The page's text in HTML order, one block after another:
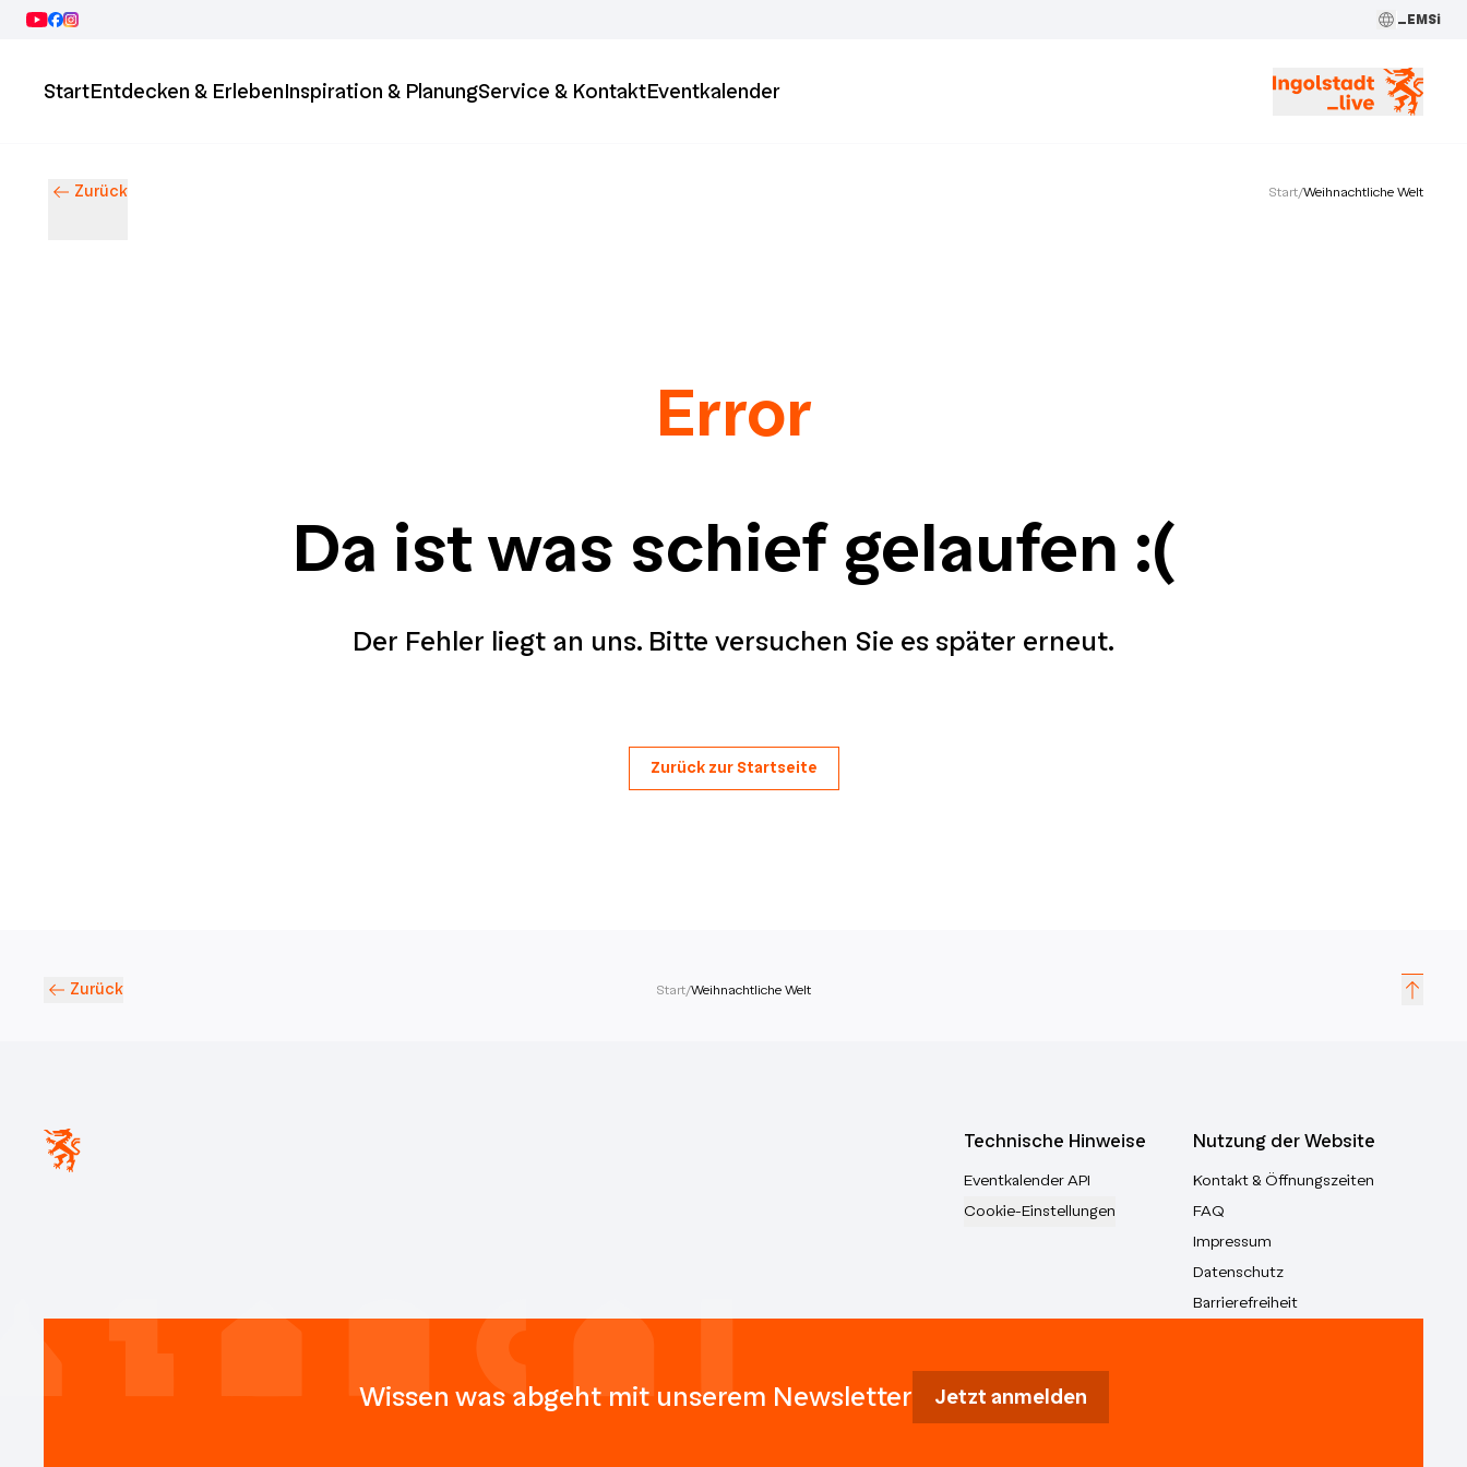
_EMSi
StartEntdecken & ErlebenInspiration & PlanungService & KontaktEventkalender
Zurück Start/Weihnachtliche Welt
Error
Da ist was schief gelaufen :(
Der Fehler liegt an uns. Bitte versuchen Sie es später erneut.
Zurück zur Startseite
Zurück Start/Weihnachtliche Welt
Technische Hinweise
Eventkalender API
Cookie-Einstellungen
Nutzung der Website
Kontakt & Öffnungszeiten
FAQ
Impressum
Datenschutz
Barrierefreiheit
Wissen was abgeht mit unserem Newsletter Jetzt anmelden